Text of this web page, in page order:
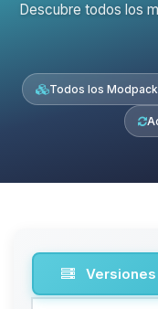
Descubre todos los
Todos los